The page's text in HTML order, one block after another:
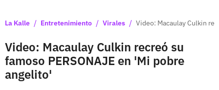
La Kalle / Entretenimiento / Virales / Video: Macaulay Culkin
Video: Macaulay Culkin recreó su
famoso PERSONAJE en 'Mi pobre
angelito'